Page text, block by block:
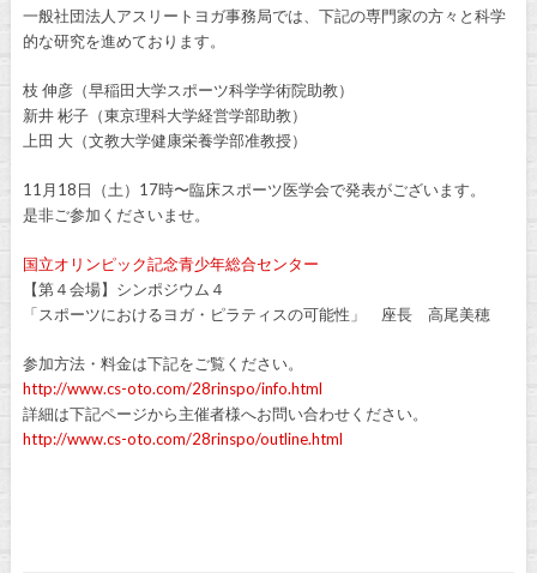
一般社団法人アスリートヨガ事務局では、下記の専門家の方々と科学
的な研究を進めております。
枝 伸彦（早稲田大学スポーツ科学学術院助教）
新井 彬子（東京理科大学経営学部助教）
上田 大（文教大学健康栄養学部准教授）
11月18日（土）17時〜臨床スポーツ医学会で発表がございます。
是非ご参加くださいませ。
国立オリンピック記念青少年総合センター
【第４会場】シンポジウム４
「スポーツにおけるヨガ・ピラティスの可能性」 座長 高尾美穂
参加方法・料金は下記をご覧ください。
http://www.cs-oto.com/28rinspo/info.html
詳細は下記ページから主催者様へお問い合わせください。
http://www.cs-oto.com/28rinspo/outline.html